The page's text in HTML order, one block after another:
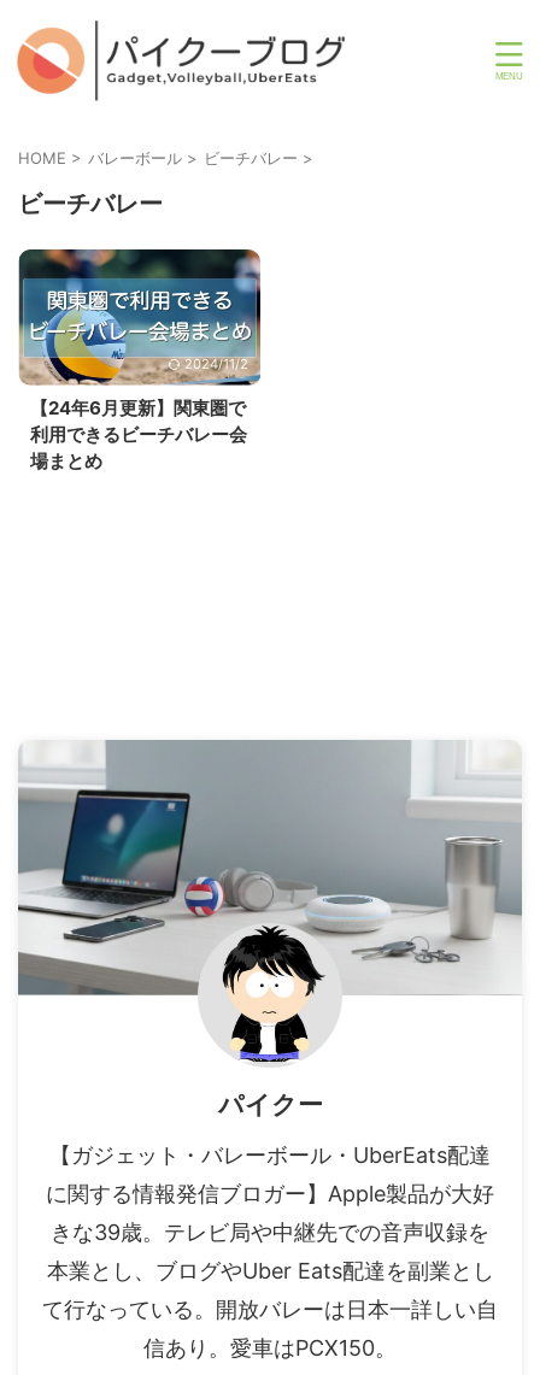
HOME > バレーボール > ビーチバレー >
ビーチバレー
2024/11/2
【24年6月更新】関東圏で
利用できるビーチバレー会
場まとめ
パイクー
【ガジェット・バレーボール・UberEats配達
に関する情報発信ブロガー】Apple製品が大好
きな39歳。テレビ局や中継先での音声収録を
本業とし、ブログやUber Eats配達を副業とし
て行なっている。開放バレーは日本一詳しい自
信あり。愛車はPCX150。